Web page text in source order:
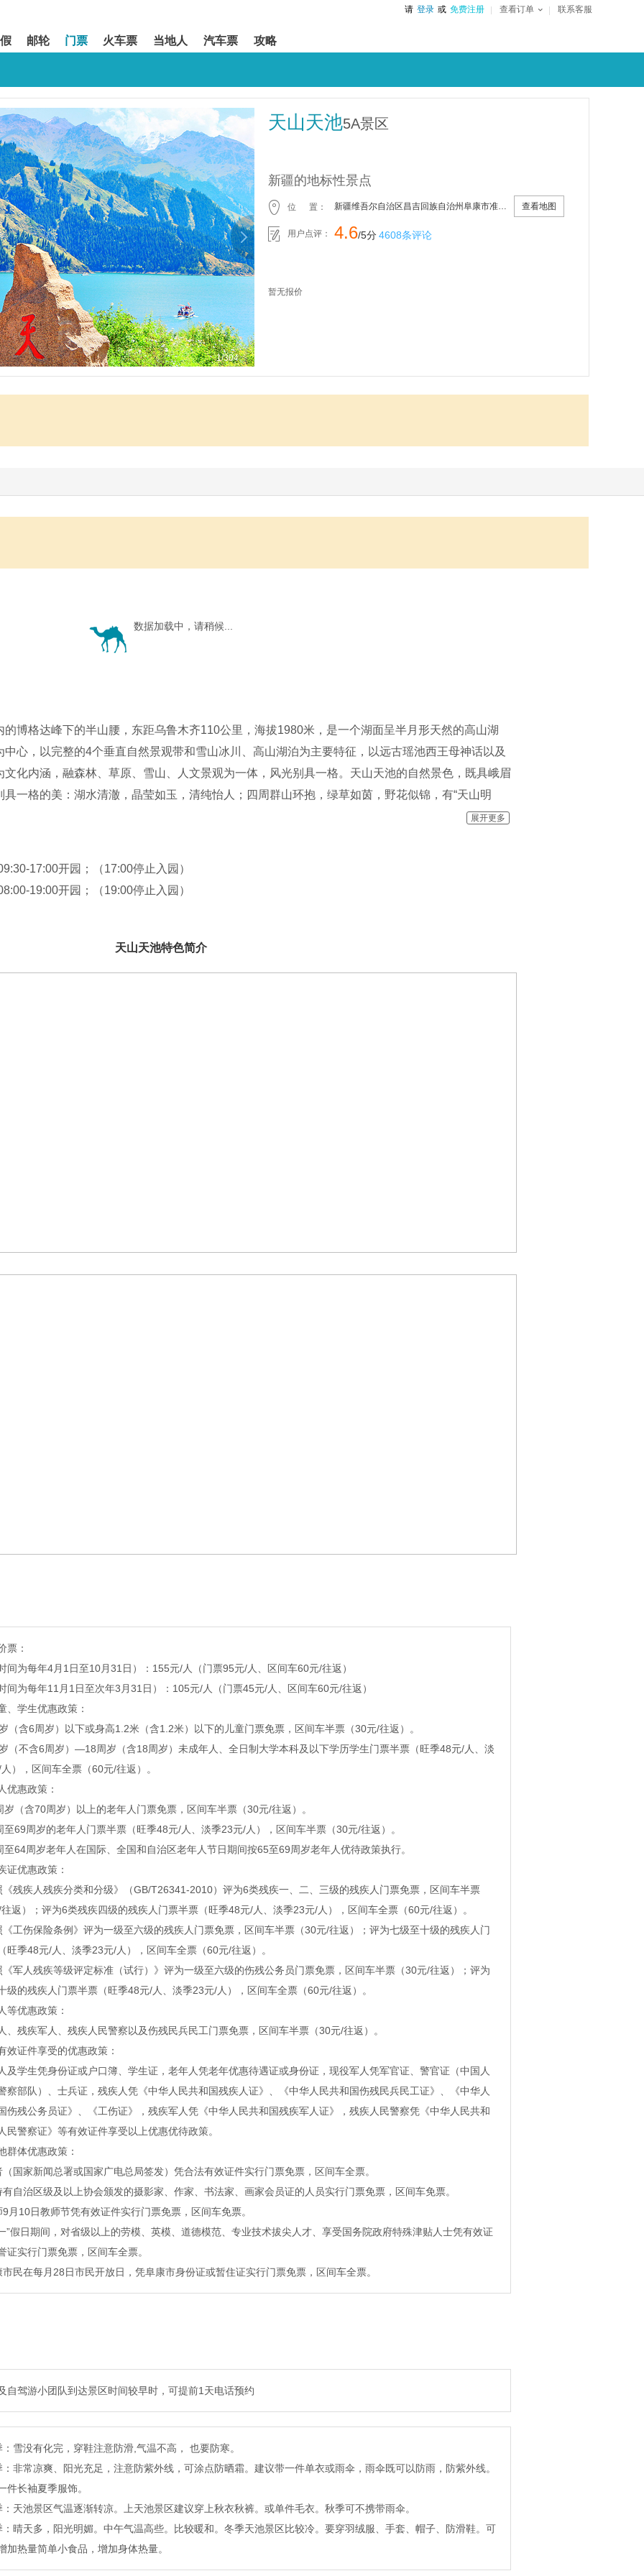
请 登录 或 免费注册 查看订单 联系客服
邮轮 门票 火车票 当地人 汽车票 攻略
1/304
天山天池5A景区
新疆的地标性景点
位 置： 新疆维吾尔自治区昌吉回族自治州阜康市准噶尔路501号 查看地图
用户点评： 4.6/5分4608条评论
暂无报价
数据加载中，请稍候...
博格达峰下的半山腰，东距乌鲁木齐110公里，海拔1980米，是一个湖面呈半月形天然的高山湖
心，以完整的4个垂直自然景观带和雪山冰川、高山湖泊为主要特征，以远古瑶池西王母神话以及
化内涵，融森林、草原、雪山、人文景观为一体，风光别具一格。天山天池的自然景色，既具峨眉
一格的美：湖水清澈，晶莹如玉，清纯怡人；四周群山环抱，绿草如茵，野花似锦，有“天山明
塔松，漫山遍岭，遮天蔽日，俨然一幅大自然的美丽画卷。天池自然保护区可分为“大天池北坡游览
展开更多
17:00开园；（17:00停止入园）
19:00开园；（19:00停止入园）
天山天池特色简介
票：
间为每年4月1日至10月31日）：155元/人（门票95元/人、区间车60元/往返）
间为每年11月1日至次年3月31日）：105元/人（门票45元/人、区间车60元/往返）
、学生优惠政策：
（含6周岁）以下或身高1.2米（含1.2米）以下的儿童门票免票，区间车半票（30元/往返）。
（不含6周岁）—18周岁（含18周岁）未成年人、全日制大学本科及以下学历学生门票半票（旺季48元/人、淡
），区间车全票（60元/往返）。
优惠政策：
岁（含70周岁）以上的老年人门票免票，区间车半票（30元/往返）。
至69周岁的老年人门票半票（旺季48元/人、淡季23元/人），区间车半票（30元/往返）。
至64周岁老年人在国际、全国和自治区老年人节日期间按65至69周岁老年人优待政策执行。
证优惠政策：
《残疾人残疾分类和分级》（GB/T26341-2010）评为6类残疾一、二、三级的残疾人门票免票，区间车半票
返）；评为6类残疾四级的残疾人门票半票（旺季48元/人、淡季23元/人），区间车全票（60元/往返）。
《工伤保险条例》评为一级至六级的残疾人门票免票，区间车半票（30元/往返）；评为七级至十级的残疾人门
旺季48元/人、淡季23元/人），区间车全票（60元/往返）。
《军人残疾等级评定标准（试行）》评为一级至六级的伤残公务员门票免票，区间车半票（30元/往返）；评为
级的残疾人门票半票（旺季48元/人、淡季23元/人），区间车全票（60元/往返）。
等优惠政策：
、残疾军人、残疾人民警察以及伤残民兵民工门票免票，区间车半票（30元/往返）。
效证件享受的优惠政策：
及学生凭身份证或户口簿、学生证，老年人凭老年优惠待遇证或身份证，现役军人凭军官证、警官证（中国人
察部队）、士兵证，残疾人凭《中华人民共和国残疾人证》、《中华人民共和国伤残民兵民工证》、《中华人
伤残公务员证》、《工伤证》，残疾军人凭《中华人民共和国残疾军人证》，残疾人民警察凭《中华人民共和
民警察证》等有效证件享受以上优惠优待政策。
群体优惠政策：
国家新闻总署或国家广电总局签发）凭合法有效证件实行门票免票，区间车全票。
自治区级及以上协会颁发的摄影家、作家、书法家、画家会员证的人员实行门票免票，区间车免票。
月10日教师节凭有效证件实行门票免票，区间车免票。
”假日期间，对省级以上的劳模、英模、道德模范、专业技术拔尖人才、享受国务院政府特殊津贴人士凭有效证
证实行门票免票，区间车全票。
民在每月28日市民开放日，凭阜康市身份证或暂住证实行门票免票，区间车全票。
自驾游小团队到达景区时间较早时，可提前1天电话预约
雪没有化完，穿鞋注意防滑,气温不高， 也要防寒。
非常凉爽、阳光充足，注意防紫外线，可涂点防晒霜。建议带一件单衣或雨伞，雨伞既可以防雨，防紫外线。
件长袖夏季服饰。
天池景区气温逐渐转凉。上天池景区建议穿上秋衣秋裤。或单件毛衣。秋季可不携带雨伞。
：晴天多，阳光明媚。中午气温高些。比较暖和。冬季天池景区比较冷。要穿羽绒服、手套、帽子、防滑鞋。可
加热量简单小食品，增加身体热量。